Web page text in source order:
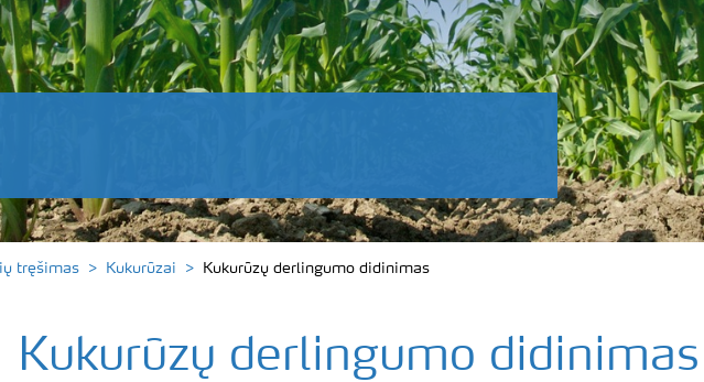
tręšimas Kukurūzai Kukurūzų derlingumo didinimas
Kukurūzų derlingumo didinimas